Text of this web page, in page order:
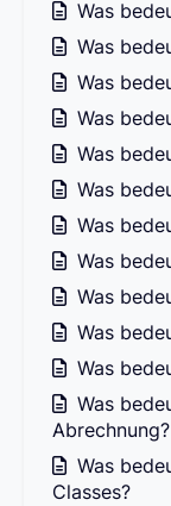
Was
Was
Was
Was
Was
Was
Was
Was
Was
Was
Was
Was
Abrechnung?
Was
Classes?